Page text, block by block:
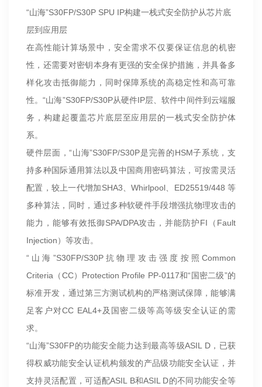
“山海”S30FP/S30P SPU IP构建一栈式安全防护从芯片底
层到应用层
在高性能计算场景中，安全需求不仅要保证信息的机密
性，还需要对密钥本身有更强的安全保护措施，并具备多
样化攻击抵御能力，同时保障系统的高稳定性和高可靠
性。“山海”S30FP/S30P从硬件IP层、软件中间件到云端服
务，构建起覆盖芯片底层至应用层的一栈式安全防护体
系。
硬件层面，“山海”S30FP/S30P是完善的HSM子系统，支
持多种国际通用算法以及中国商用密码算法，可按需灵活
配置，较上一代增加SHA3、Whirlpool、ED25519/448 等
多种算法，同时，通过多种软硬件手段增强抗物理攻击的
能力，能够有效抵御SPA/DPA攻击，并能防护FI（Fault
Injection）等攻击。
“山海”S30FP/S30P抗物理攻击强度按照Common
Criteria（CC）Protection Profile PP-0117和“国密二级”的
标准开发，通过第三方测试机构的严格测试保障，能够满
足客户对CC EAL4+及国密二级等高等级安全认证的需
求。
“山海”S30FP的功能安全能力达到最高等级ASIL D，已获
得权威功能安全认证机构颁发的产品级功能安全认证，并
支持灵活配置，可适配ASIL B和ASIL D的不同功能安全等